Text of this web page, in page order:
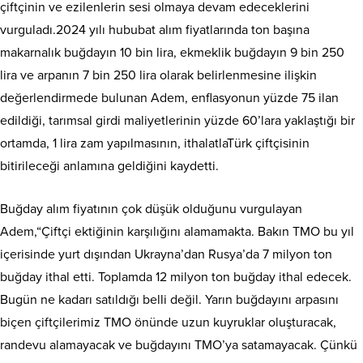
çiftçinin ve ezilenlerin sesi olmaya devam edeceklerini
vurguladı.2024 yılı hububat alım fiyatlarında ton başına
makarnalık buğdayın 10 bin lira, ekmeklik buğdayın 9 bin 250
lira ve arpanın 7 bin 250 lira olarak belirlenmesine ilişkin
değerlendirmede bulunan Adem, enflasyonun yüzde 75 ilan
edildiği, tarımsal girdi maliyetlerinin yüzde 60’lara yaklaştığı bir
ortamda, 1 lira zam yapılmasının, ithalatlaTürk çiftçisinin
bitirileceği anlamına geldiğini kaydetti.
Buğday alım fiyatının çok düşük olduğunu vurgulayan
Adem,“Çiftçi ektiğinin karşılığını alamamakta. Bakın TMO bu yıl
içerisinde yurt dışından Ukrayna’dan Rusya’da 7 milyon ton
buğday ithal etti. Toplamda 12 milyon ton buğday ithal edecek.
Bugün ne kadarı satıldığı belli değil. Yarın buğdayını arpasını
biçen çiftçilerimiz TMO önünde uzun kuyruklar oluşturacak,
randevu alamayacak ve buğdayını TMO’ya satamayacak. Çünkü